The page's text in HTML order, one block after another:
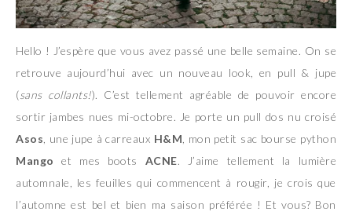
Hello ! J’espère que vous avez passé une belle semaine. On se
retrouve aujourd’hui avec un nouveau look, en pull & jupe
(sans collants!). C’est tellement agréable de pouvoir encore
sortir jambes nues mi-octobre. Je porte un pull dos nu croisé
Asos , une jupe à carreaux H&M , mon petit sac bourse python
Mango et mes boots ACNE. J’aime tellement la lumière
automnale, les feuilles qui commencent à rougir, je crois que
l’automne est bel et bien ma saison préférée ! Et vous? Bon